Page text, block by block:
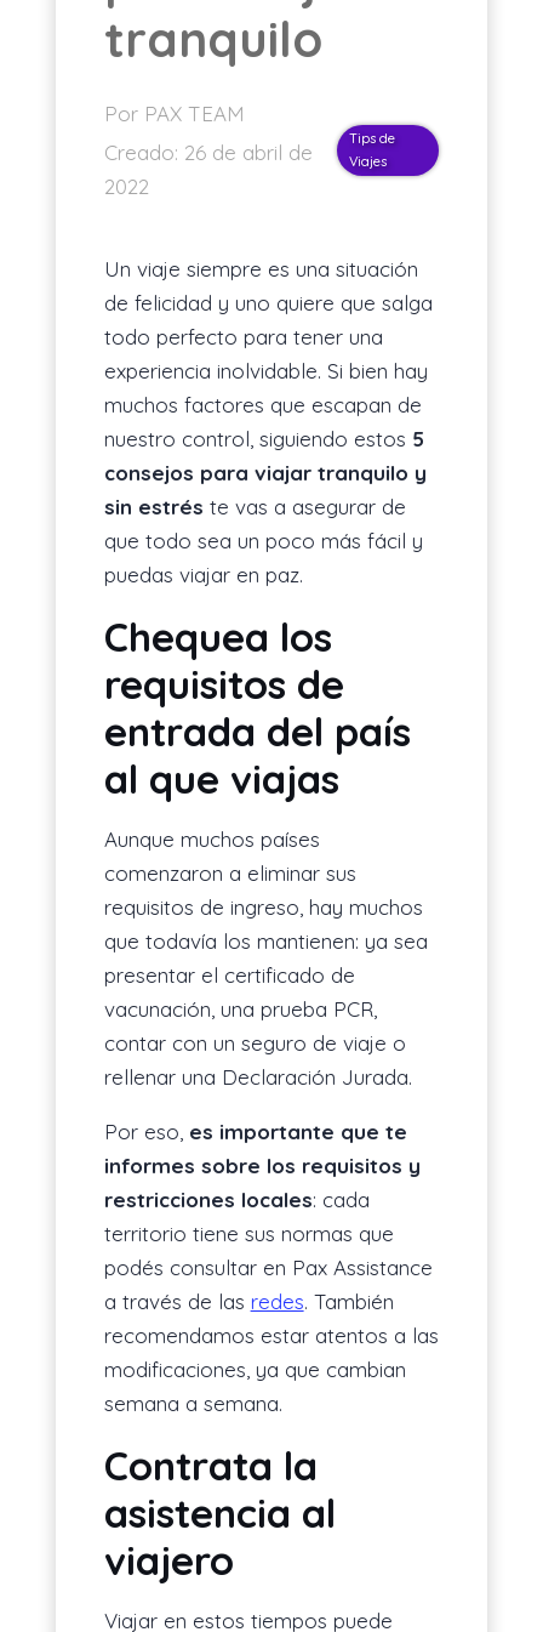
tranquilo
Por PAX TEAM
Creado: 26 de abril de
2022
Tips de
Viajes
Un viaje siempre es una situación
de felicidad y uno quiere que salga
todo perfecto para tener una
experiencia inolvidable. Si bien hay
muchos factores que escapan de
nuestro control, siguiendo estos 5
consejos para viajar tranquilo y
sin estrés te vas a asegurar de
que todo sea un poco más fácil y
puedas viajar en paz.
Chequea los
requisitos de
entrada del país
al que viajas
Aunque muchos países
comenzaron a eliminar sus
requisitos de ingreso, hay muchos
que todavía los mantienen: ya sea
presentar el certificado de
vacunación, una prueba PCR,
contar con un seguro de viaje o
rellenar una Declaración Jurada.
Por eso, es importante que te
informes sobre los requisitos y
restricciones locales: cada
territorio tiene sus normas que
podés consultar en Pax Assistance
a través de las redes. También
recomendamos estar atentos a las
modificaciones, ya que cambian
semana a semana.
Contrata la
asistencia al
viajero
Viajar en estos tiempos puede